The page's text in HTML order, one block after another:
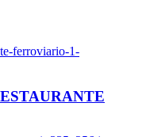
ferroviario-1-